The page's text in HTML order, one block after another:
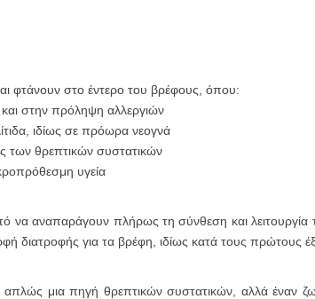
φτάνουν στο έντερο του βρέφους, όπου:
στην πρόληψη αλλεργιών
ιδίως σε πρόωρα νεογνά
των θρεπτικών συστατικών
υγεία
να αναπαράγουν πλήρως τη σύνθεση και
διατροφής για τα βρέφη, ιδίως κατά τους πρώτους
μια πηγή θρεπτικών συστατικών, αλλά έναν